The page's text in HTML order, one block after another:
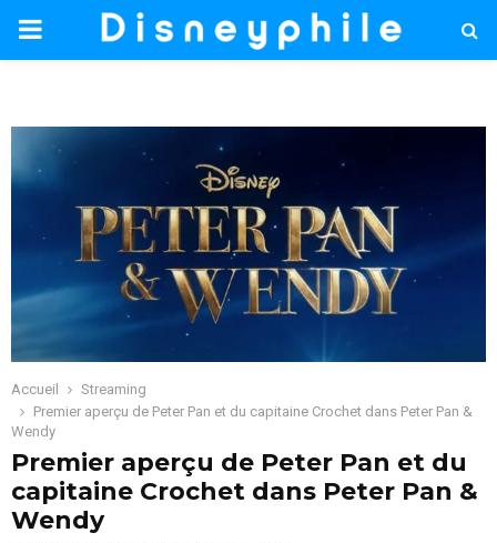
PRIMARY
Accueil
Streaming
Premier aperçu de Peter Pan et du capitaine Crochet dans Peter Pan &
Wendy
Premier aperçu de Peter Pan et du
capitaine Crochet dans Peter Pan &
Wendy